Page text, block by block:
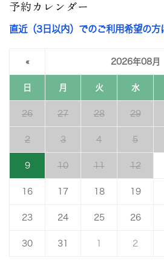
予約カレンダー
直近（3日以内）でのご利用希望の方
« 2026年08月
日 月 火 水
26 27 28 29
2 3 4 5
9 10 11 12
16 17 18 19
23 24 25 26
30 31 2